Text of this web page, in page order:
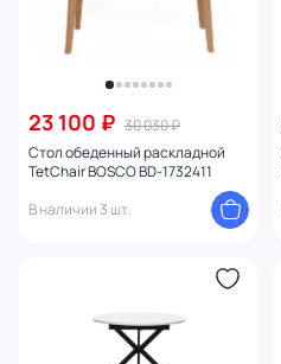
23 100 ₽ 30 030 ₽
Стол обеденный раскладной
TetChair BOSCO BD-1732411
В наличии 3 шт.